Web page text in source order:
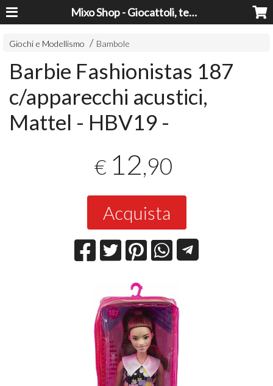
Mixo Shop - Giocattoli, tecnologia, casa e giardino a prezzi super!
Giochi e Modellismo Bambole
Barbie Fashionistas 187
c/apparecchi acustici,
Mattel - HBV19 -
€ 12,90
Acquista